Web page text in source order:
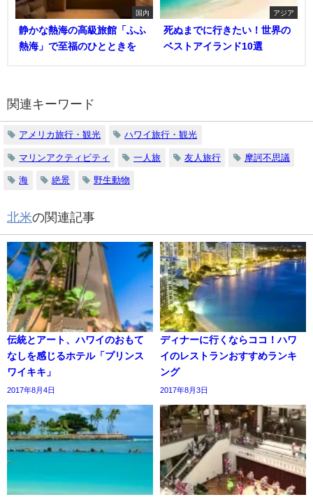
国内
静かな熱海の高級旅館「ふふ
熱海」で至福のひとときを
アジア
死ぬまでに行きたい！世界の
ベストアイランド10選
関連キーワード
アメリカ旅行・観光 ハワイ旅行・観光
マリンアクティビティ 一人旅 友人旅行 摩訶不思議
海 絶景 野生動物
北米の関連記事
伝統とアート、ハワイのおもて
なしを感じるホテル「プリンス
ワイキキ」
2017年8月4日
ディナーに行くならココ！ハワ
イのレストランおすすめランキ
ング
2017年8月3日